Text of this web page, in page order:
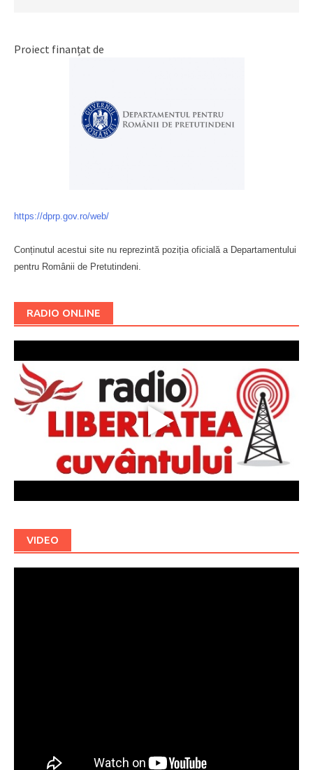
Proiect finanțat de
https://dprp.gov.ro/web/
Conținutul acestui site nu reprezintă poziția oficială a Departamentului
pentru Românii de Pretutindeni.
RADIO ONLINE
VIDEO